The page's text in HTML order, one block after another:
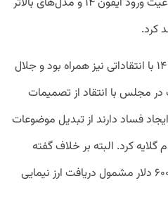
کرد.
تصمیم ممنوعیت واردات آیفون ۱۴ با انتقاداتی نیز همراه بود و جلال
مجلس با انتقاد از تصمیمات
فساد دارند از تبدیل موضوعات
کرد. البته بر خلاف گفته
رشیدی کوچی، گوشی‌های بالای ۶۰۰ دلار مشمول دریافت ارز نیمایی